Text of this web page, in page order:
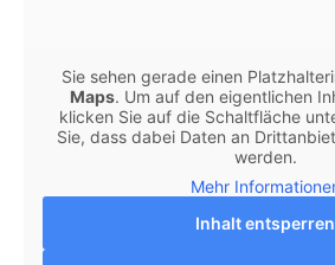
Sie sehen gerade einen
Maps. Um auf den eigentlichen
klicken Sie auf die Schaltfläche
Sie, dass dabei Daten an
werden.
Mehr
Inhalt entsperren